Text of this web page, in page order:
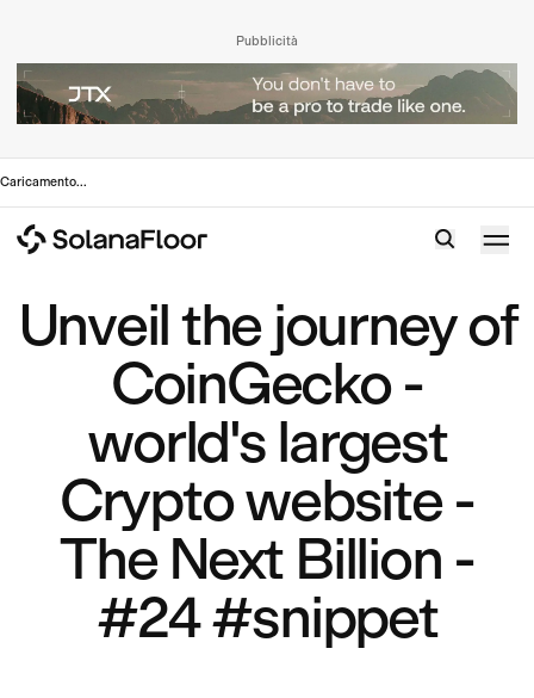
Pubblicità
Caricamento...
Unveil the journey of
CoinGecko -
world's largest
Crypto website -
The Next Billion -
#24 #snippet